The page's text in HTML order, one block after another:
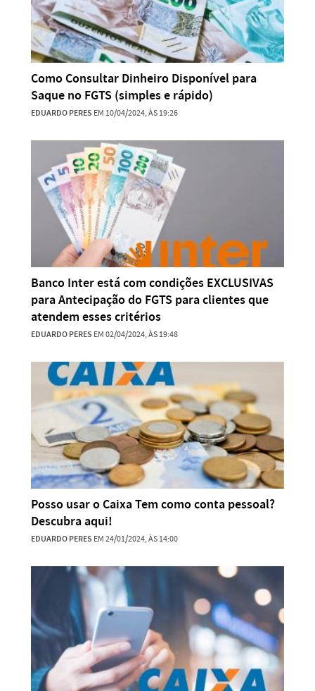
Como Consultar Dinheiro Disponível para
Saque no FGTS (simples e rápido)
EDUARDO PERES EM 10/04/2024, ÀS 19:26
Banco Inter está com condições EXCLUSIVAS
para Antecipação do FGTS para clientes que
atendem esses critérios
EDUARDO PERES EM 02/04/2024, ÀS 19:48
Posso usar o Caixa Tem como conta pessoal?
Descubra aqui!
EDUARDO PERES EM 24/01/2024, ÀS 14:00